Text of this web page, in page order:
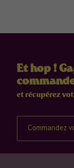
Et hop !
et récupérez
Commandez